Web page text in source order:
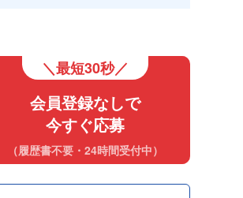
＼最短30秒／
会員登録なしで
今すぐ応募
（履歴書不要・24時間受付中）